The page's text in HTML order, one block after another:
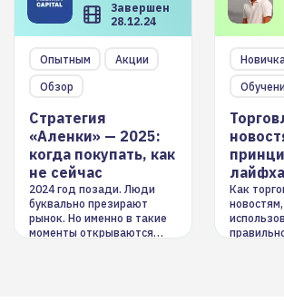
Завершен
28.12.24
Опытным
Акции
Обзор
Стратегия
«Аленки» — 2025:
когда покупать, как
не сейчас
2024 год позади. Люди
буквально презирают
рынок. Но именно в такие
моменты открываются
Как